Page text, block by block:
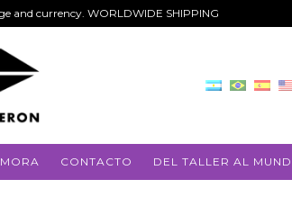
and currency. WORLDWIDE SHIPPING
CONTACTO DEL TALLER AL